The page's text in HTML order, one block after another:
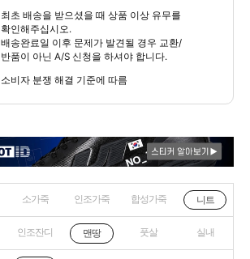
최초 배송을 받으셨을 때 상품 이상 유무를
확인해주십시오.
배송완료일 이후 문제가 발견될 경우 교환/
반품이 아닌 A/S 신청을 하셔야 합니다.
소비자 분쟁 해결 기준에 따름
소가죽 인조가죽 합성가죽 니트
인조잔디 맨땅 풋살 실내